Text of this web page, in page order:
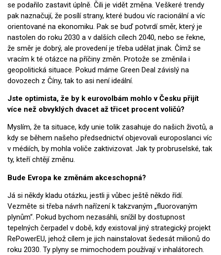
se podařilo zastavit úplně. Čili je vidět změna. Veškeré trendy
pak naznačují, že posílí strany, které budou víc racionální a víc
orientované na ekonomiku. Pak se buď potvrdí směr, který je
nastolen do roku 2030 a v dalších cílech 2040, nebo se řekne,
že směr je dobrý, ale provedení je třeba udělat jinak. Čímž se
vracím k té otázce na příčiny změn. Protože se změnila i
geopolitická situace. Pokud máme Green Deal závislý na
dovozech z Číny, tak to asi není ideální.
Jste optimista, že by k eurovolbám mohlo v Česku přijít
více než obvyklých dvacet až třicet procent voličů?
Myslím, že ta situace, kdy unie tolik zasahuje do našich životů, a
kdy se během našeho předsednictví objevovali europoslanci víc
v médiích, by mohla voliče zaktivizovat. Jak ty probruselské, tak
ty, kteří chtějí změnu.
Bude Evropa ke změnám akceschopná?
Já si někdy kladu otázku, jestli ji vůbec ještě někdo řídí.
Vezměte si třeba návrh nařízení k takzvaným „fluorovaným
plynům“. Pokud bychom nezasáhli, snížil by dostupnost
tepelných čerpadel v době, kdy existoval jiný strategický projekt
RePowerEU, jehož cílem je jich nainstalovat šedesát milionů do
roku 2030. Ty plyny se mimochodem používají v inhalátorech.